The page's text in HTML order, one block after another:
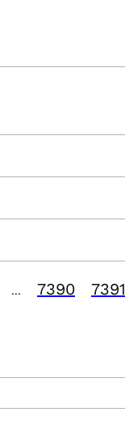
7390 7391